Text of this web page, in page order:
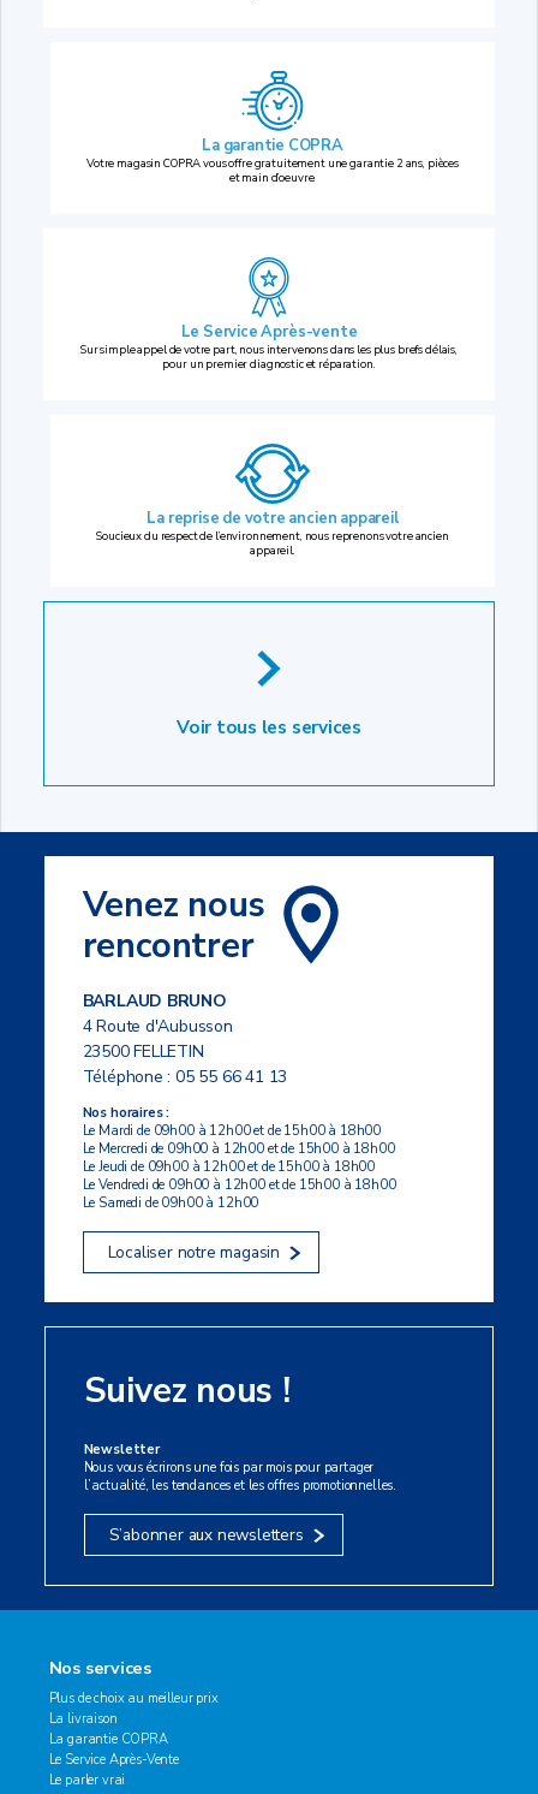
La garantie COPRA
Votre magasin COPRA vous offre gratuitement une garantie 2 ans, pièces
et main d’oeuvre.
Le Service Après-vente
Sur simple appel de votre part, nous intervenons dans les plus brefs délais,
pour un premier diagnostic et réparation.
La reprise de votre ancien appareil
Soucieux du respect de l’environnement, nous reprenons votre ancien
appareil.
Voir tous les services
Venez nous
rencontrer
BARLAUD BRUNO
4 Route d'Aubusson
23500 FELLETIN
Téléphone :05 55 66 41 13
Nos horaires :
Le Mardi de 09h00 à 12h00 et de 15h00 à 18h00
Le Mercredi de 09h00 à 12h00 et de 15h00 à 18h00
Le Jeudi de 09h00 à 12h00 et de 15h00 à 18h00
Le Vendredi de 09h00 à 12h00 et de 15h00 à 18h00
Le Samedi de 09h00 à 12h00
Localiser notre magasin
Suivez nous !
Newsletter
Nous vous écrirons une fois par mois pour partager
l’actualité, les tendances et les offres promotionnelles.
S’abonner aux newsletters
Nos services
Plus de choix au meilleur prix
La livraison
La garantie COPRA
Le Service Après-Vente
Le parler vrai